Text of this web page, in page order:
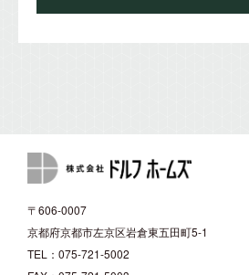
〒606-0007
京都府京都市左京区岩倉東五田町5-1
TEL：075-721-5002